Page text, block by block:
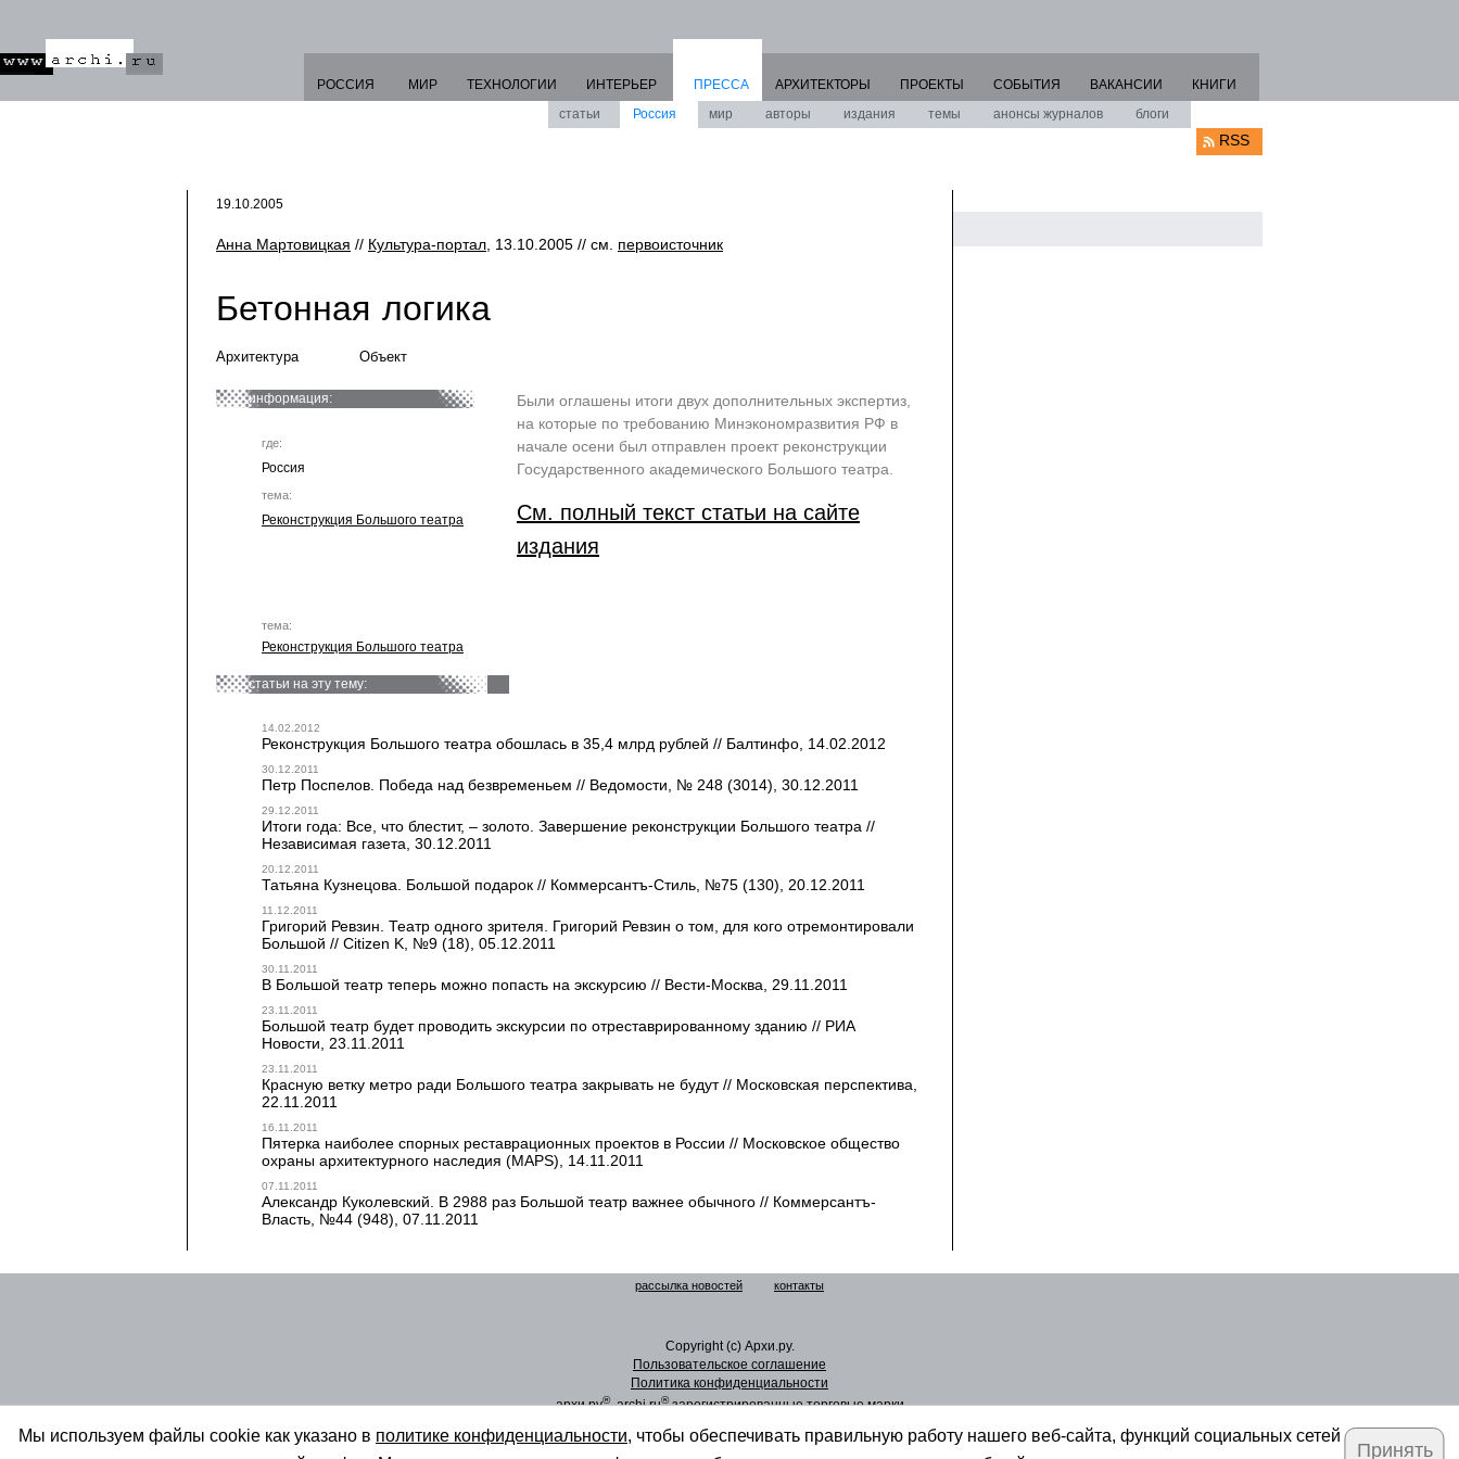
РОССИЯ МИР ТЕХНОЛОГИИ ИНТЕРЬЕР
ПРЕССА
статьи
Россия мир авторы издания темы анонсы журналов блоги
АРХИТЕКТОРЫ ПРОЕКТЫ СОБЫТИЯ ВАКАНСИИ КНИГИ
RSS
19.10.2005
Анна Мартовицкая // Культура-портал , 13.10.2005 // см. первоисточник
Бетонная логика
Архитектура Объект
информация:
где:
Россия
тема:
Реконструкция Большого театра
Были оглашены итоги двух дополнительных экспертиз,
на которые по требованию Минэкономразвития РФ в
начале осени был отправлен проект реконструкции
Государственного академического Большого театра.
См. полный текст статьи на сайте
издания
тема:
Реконструкция Большого театра
статьи на эту тему:
14.02.2012
Реконструкция Большого театра обошлась в 35,4 млрд рублей // Балтинфо, 14.02.2012
30.12.2011
Петр Поспелов. Победа над безвременьем // Ведомости, № 248 (3014), 30.12.2011
29.12.2011
Итоги года: Все, что блестит, – золото. Завершение реконструкции Большого театра //
Независимая газета, 30.12.2011
20.12.2011
Татьяна Кузнецова. Большой подарок // Коммерсантъ-Стиль, №75 (130), 20.12.2011
11.12.2011
Григорий Ревзин. Театр одного зрителя. Григорий Ревзин о том, для кого отремонтировали
Большой // Citizen K, №9 (18), 05.12.2011
30.11.2011
В Большой театр теперь можно попасть на экскурсию // Вести-Москва, 29.11.2011
23.11.2011
Большой театр будет проводить экскурсии по отреставрированному зданию // РИА
Новости, 23.11.2011
23.11.2011
Красную ветку метро ради Большого театра закрывать не будут // Московская перспектива,
22.11.2011
16.11.2011
Пятерка наиболее спорных реставрационных проектов в России // Московское общество
охраны архитектурного наследия (MAPS), 14.11.2011
07.11.2011
Александр Куколевский. В 2988 раз Большой театр важнее обычного // Коммерсантъ-
Власть, №44 (948), 07.11.2011
рассылка новостей контакты
Copyright (c) Архи.ру.
Пользовательское соглашение
Политика конфиденциальности
архи.ру®, archi.ru®зарегистрированные торговые марки
Мы используем файлы cookie как указано в политике конфиденциальности, чтобы обеспечивать правильную работу нашего веб-сайта, функций социальных сетей
Принять